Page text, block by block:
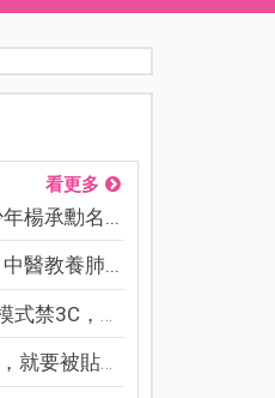
看更多
楊承勳名...
醫教養肺...
3C，看...
要被貼「...